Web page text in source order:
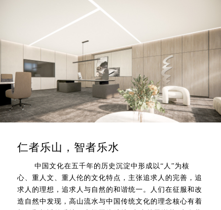
仁者乐山，智者乐水
中国文化在五千年的历史沉淀中形成以“人”为核
心、重人文、重人伦的文化特点，主张追求人的完善，追
求人的理想，追求人与自然的和谐统一。人们在征服和改
造自然中发现，高山流水与中国传统文化的理念核心有着